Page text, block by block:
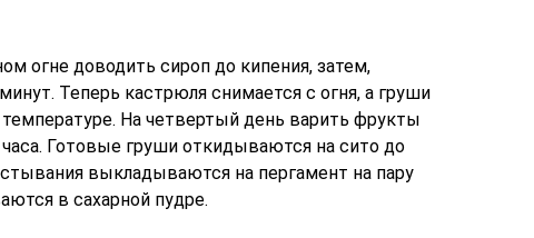
огне доводить сироп до кипения, затем,
Теперь кастрюля снимается с огня, а груши
На четвертый день варить фрукты
Готовые груши откидываются на сито до
выкладываются на пергамент на пару
в сахарной пудре.